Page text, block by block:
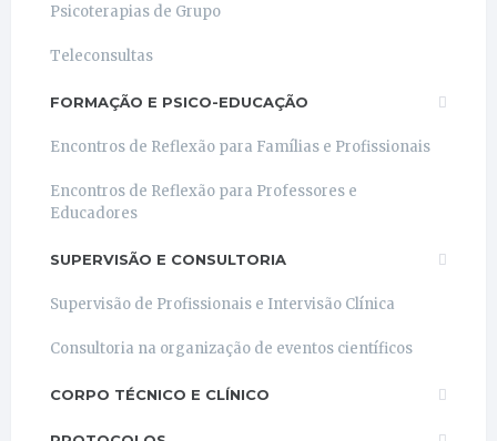
Psicoterapias de Grupo
Teleconsultas
FORMAÇÃO E PSICO-EDUCAÇÃO
Encontros de Reflexão para Famílias e Profissionais
Encontros de Reflexão para Professores e
Educadores
SUPERVISÃO E CONSULTORIA
Supervisão de Profissionais e Intervisão Clínica
Consultoria na organização de eventos científicos
CORPO TÉCNICO E CLÍNICO